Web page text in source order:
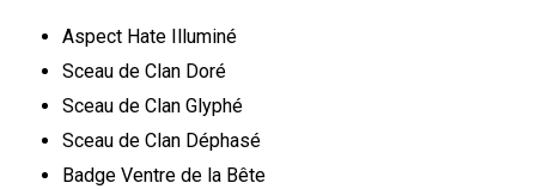
Aspect Hate Illuminé
Sceau de Clan Doré
Sceau de Clan Glyphé
Sceau de Clan Déphasé
Badge Ventre de la Bête